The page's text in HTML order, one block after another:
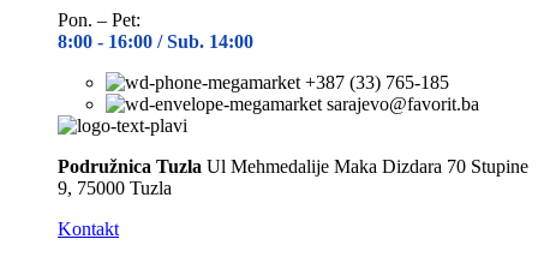
Pon. – Pet:
8:00 - 16:00 / Sub. 14:00
+387 (33) 765-185
sarajevo@favorit.ba
Podružnica Tuzla Ul Mehmedalije Maka Dizdara 70 Stupine
9, 75000 Tuzla
Kontakt